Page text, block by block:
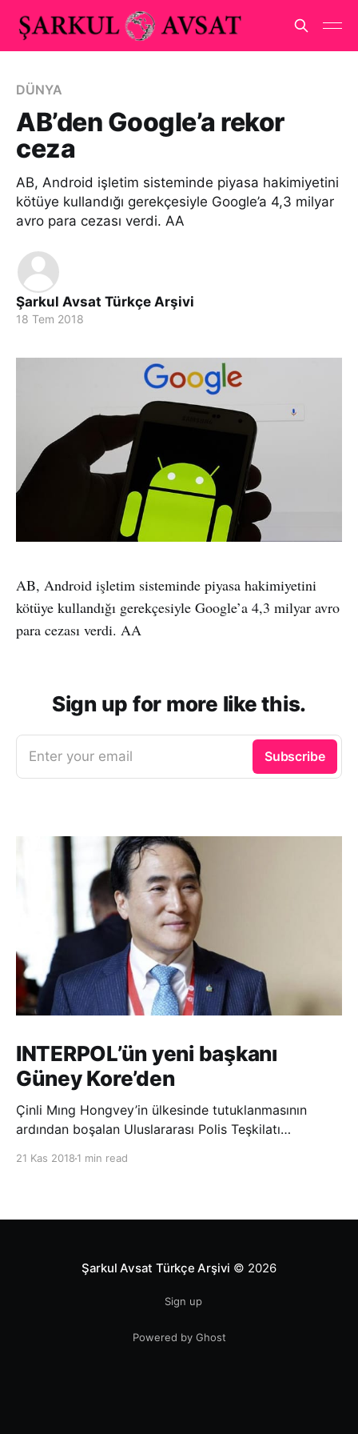
DÜNYA
AB’den Google’a rekor
ceza
AB, Android işletim sisteminde piyasa hakimiyetini
kötüye kullandığı gerekçesiyle Google’a 4,3 milyar
avro para cezası verdi. AA
Şarkul Avsat Türkçe Arşivi
18 Tem 2018
AB, Android işletim sisteminde piyasa hakimiyetini
kötüye kullandığı gerekçesiyle Google’a 4,3 milyar avro
para cezası verdi. AA
Sign up for more like this.
Enter your email Subscribe
INTERPOL’ün yeni başkanı
Güney Kore’den
Çinli Mıng Hongvey’in ülkesinde tutuklanmasının
ardından boşalan Uluslararası Polis Teşkilatı
21 Kas 2018 1 min read
Şarkul Avsat Türkçe Arşivi © 2026
Sign up
Powered by Ghost